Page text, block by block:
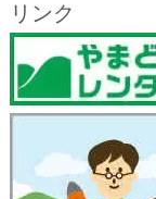
リンク